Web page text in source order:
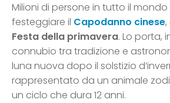
Milioni di persone in tutto il
festeggiare il Capodanno cinese
Festa della primavera. Lo porta,
connubio tra tradizione e
luna nuova dopo il solstizio
rappresentato da un animale
un ciclo che dura 12 anni.